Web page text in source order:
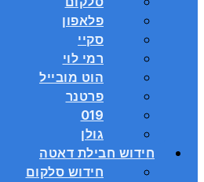
פלאפון
סקיי
רמי לוי
הוט מובייל
פרטנר
019
גולן
חידוש חבילת דאטה
חידוש סלקום